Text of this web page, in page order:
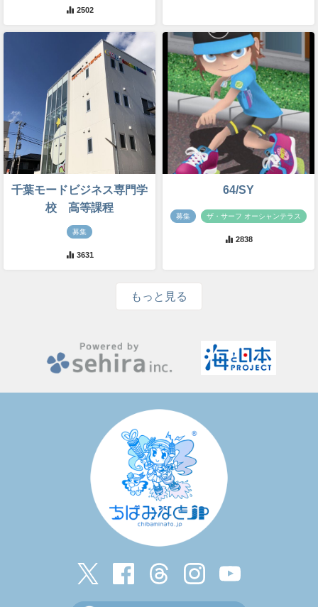
2502
千葉モードビジネス専門学
校 高等課程
募集
3631
64/SY
募集 ザ・サーフ オーシャンテラス
2838
もっと見る